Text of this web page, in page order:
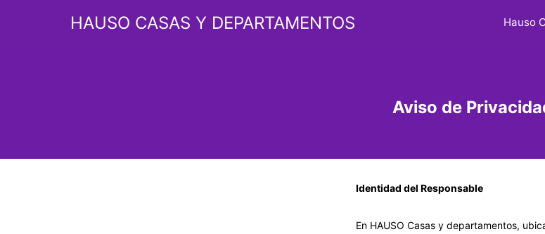
HAUSO CASAS Y DEPARTAMENTOS Hauso
Aviso de
Identidad del Responsable
En HAUSO Casas y departamentos,